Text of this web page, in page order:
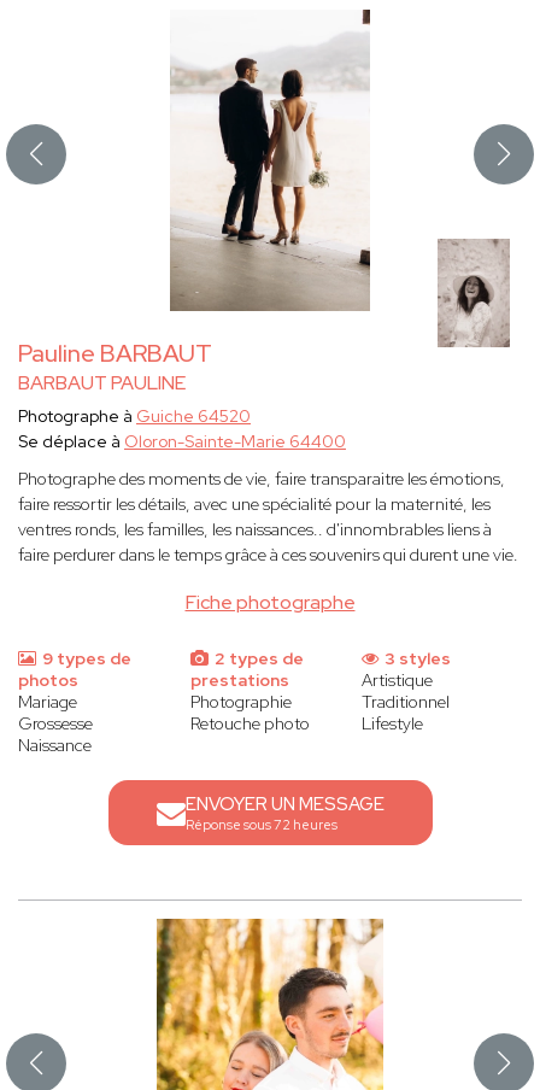
Pauline BARBAUT
BARBAUT PAULINE
Fiche photographe
Photographe à Guiche 64520
Se déplace à Oloron-Sainte-Marie 64400
Photographe des moments de vie, faire transparaitre les émotions,
faire ressortir les détails, avec une spécialité pour la maternité, les
ventres ronds, les familles, les naissances.. d'innombrables liens à
faire perdurer dans le temps grâce à ces souvenirs qui durent une vie.
9 types de
photos
Mariage
Grossesse
Naissance
2 types de
prestations
Photographie
Retouche photo
3 styles
Artistique
Traditionnel
Lifestyle
ENVOYER UN MESSAGE
Réponse sous 72 heures